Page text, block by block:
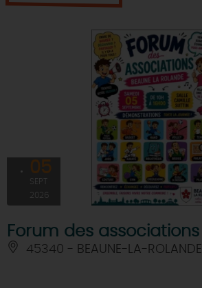
05
SEPT
2026
Forum des associations
45340 - BEAUNE-LA-ROLANDE